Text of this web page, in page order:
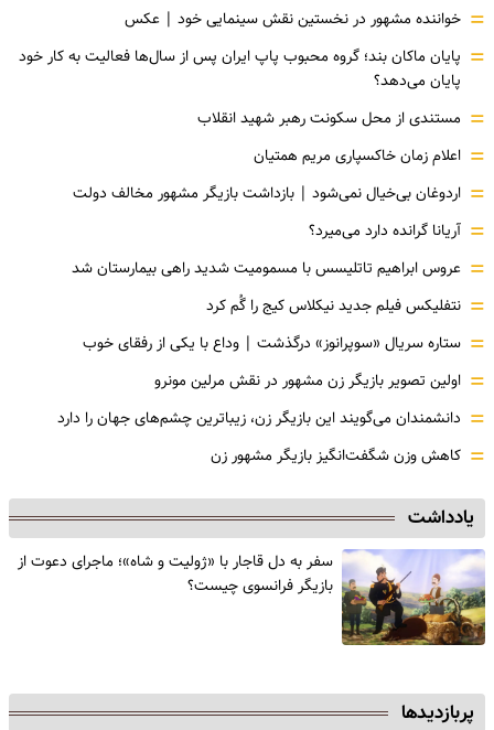
= خواننده مشهور در نخستین نقش سینمایی خود |‌ عکس
= پایان ماکان بند؛ گروه محبوب پاپ ایران پس از سال‌ها فعالیت به کار خود
پایان می‌دهد؟
= مستندی از محل سکونت رهبر شهید انقلاب
= اعلام زمان خاکسپاری مریم همتیان
= اردوغان بی‌خیال نمی‌شود | بازداشت بازیگر مشهور مخالف دولت
= آریانا گرانده دارد می‌میرد؟
= عروس ابراهیم تاتلیسس با مسمومیت شدید راهی بیمارستان شد
= نتفلیکس فیلم جدید نیکلاس کیج را گُم کرد
= ستاره سریال «سوپرانوز» درگذشت | وداع با یکی از رفقای خوب
= اولین تصویر بازیگر زن مشهور در نقش مرلین مونرو
= دانشمندان می‌گویند این بازیگر زن، زیباترین چشم‌های جهان را دارد
= کاهش وزن شگفت‌انگیز بازیگر مشهور زن
یادداشت
سفر به دل قاجار با «ژولیت و شاه»؛ ماجرای دعوت از
‌بازیگر فرانسوی چیست؟
پربازدیدها